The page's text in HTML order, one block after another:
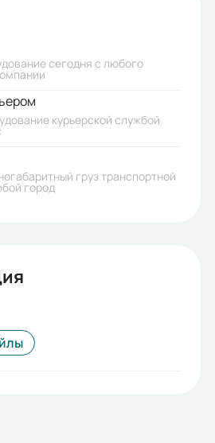
воздуха:
лет:
сегодня с любого
курьерской службой
груз транспортной
город